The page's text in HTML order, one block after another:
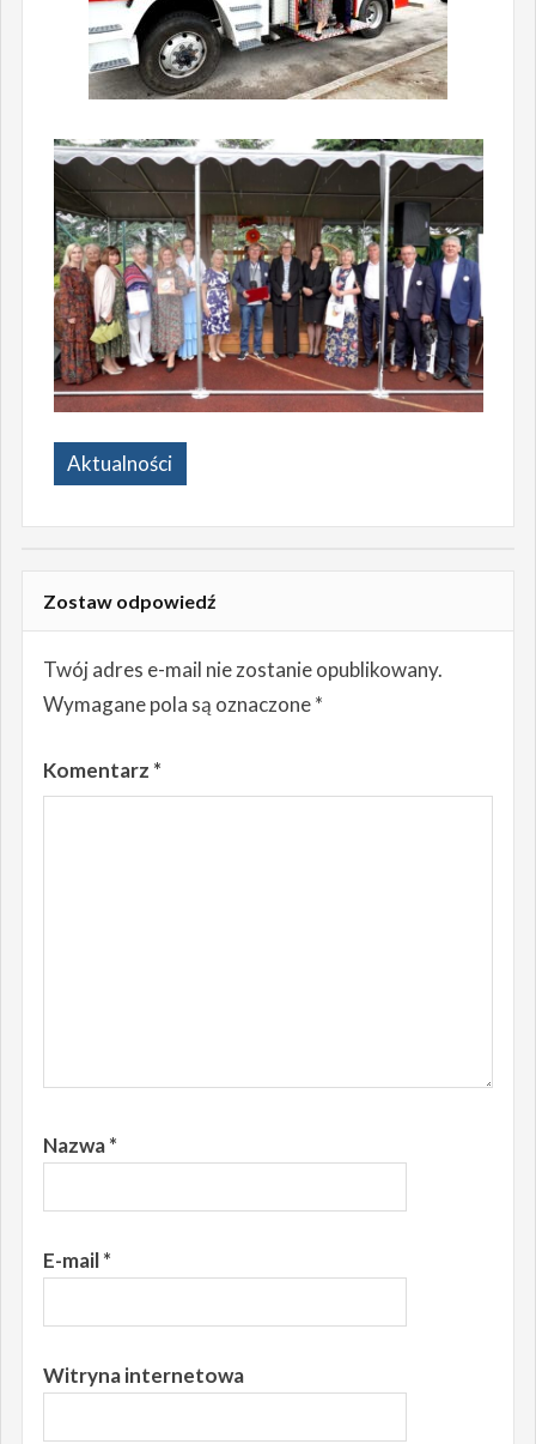
Aktualności
Zostaw odpowiedź
Twój adres e-mail nie zostanie opublikowany.
Wymagane pola są oznaczone*
Komentarz *
Nazwa*
E-mail*
Witryna internetowa